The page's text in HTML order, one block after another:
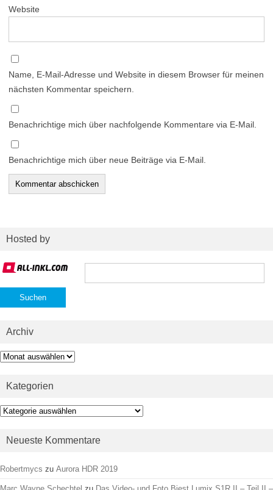
Website
Name, E-Mail-Adresse und Website in diesem Browser für meinen
nächsten Kommentar speichern.
Benachrichtige mich über nachfolgende Kommentare via E-Mail.
Benachrichtige mich über neue Beiträge via E-Mail.
Hosted by
Suchen
Archiv
Archiv
Kategorien
Kategorien
Neueste Kommentare
Robertmycs zu Aurora HDR 2019